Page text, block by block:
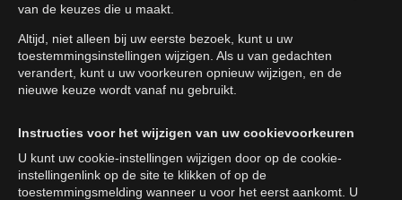
van de keuzes die u maakt.
Altijd, niet alleen bij uw eerste bezoek, kunt u uw
toestemmingsinstellingen wijzigen. Als u van gedachten
verandert, kunt u uw voorkeuren opnieuw wijzigen, en de
nieuwe keuze wordt vanaf nu gebruikt.
Instructies voor het wijzigen van uw cookievoorkeuren
U kunt uw cookie-instellingen wijzigen door op de cookie-
instellingenlink op de site te klikken of op de
toestemmingsmelding wanneer u voor het eerst aankomt. U